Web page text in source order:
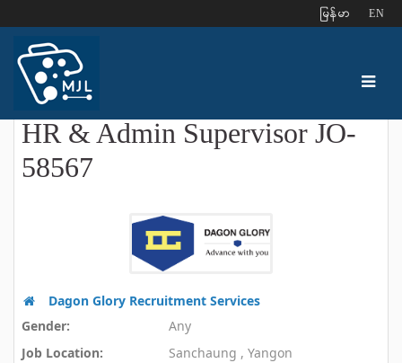
ျမန္မာ EN
HR & Admin Supervisor JO-
58567
Dagon Glory Recruitment Services
Gender:
Any
Job Location:
Sanchaung , Yangon